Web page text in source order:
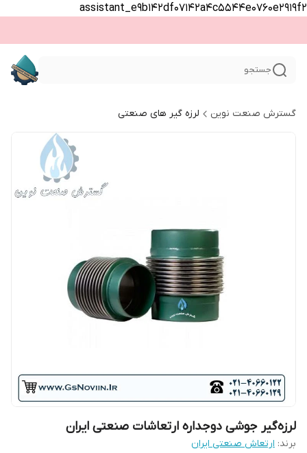
assistant_e9b142df07142a4c5544e0760e2919f2
جستجو
گسترش صنعت نوین لرزه گیر های صنعتی
لرزه‌گیر جوشی دوجداره ارتعاشات صنعتی ایران
برند: ارتعاش صنعتی ایران